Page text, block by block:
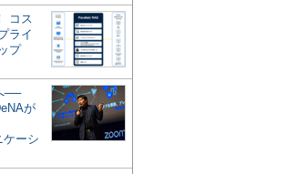
コス
ライ
プ
──
が
ケーシ